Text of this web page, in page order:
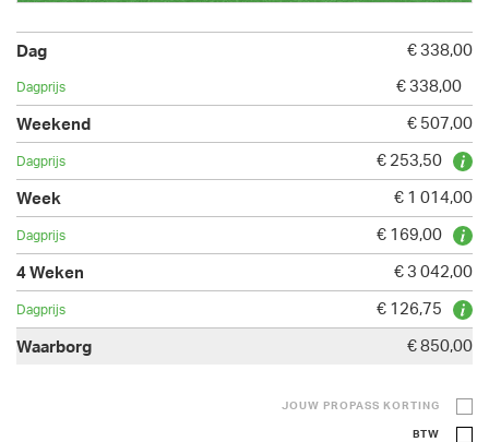
€ 338,00
€ 338,00
€ 507,00
€ 253,50
€ 1 014,00
€ 169,00
€ 3 042,00
€ 126,75
€ 850,00
JOUW PROPASS KORTING
BTW